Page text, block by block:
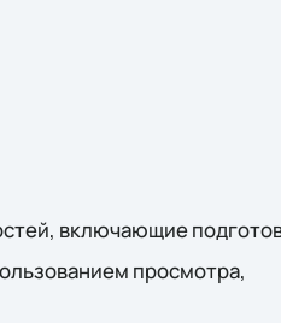
включающие
просмотра,